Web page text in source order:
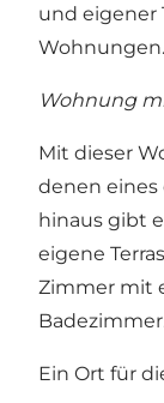
und eigener
Wohnungen.
Wohnung
Mit dieser
denen
hinaus gibt
eigene
Zimmer mit
Ein Ort für